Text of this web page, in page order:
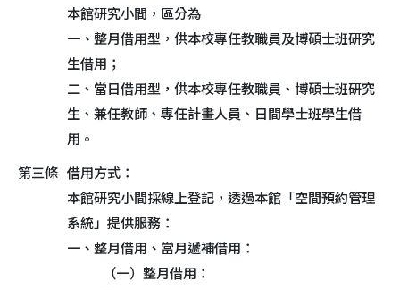
本館研究小間，區分為
一、整月借用型，供本校專任教職員及博碩士班研究
生借用；
二、當日借用型，供本校專任教職員、博碩士班研究
生、兼任教師、專任計畫人員、日間學士班學生借
用。
第三條 借用方式：
本館研究小間採線上登記，透過本館「空間預約管理
系統」提供服務：
一、整月借用、當月遞補借用：
（一）整月借用：